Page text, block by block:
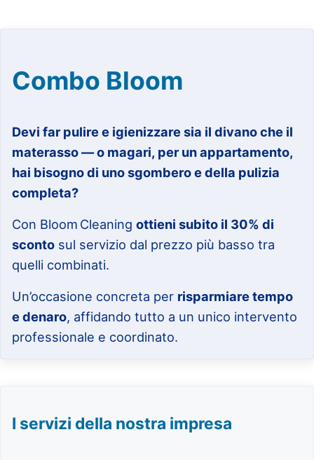
Combo Bloom
Devi far pulire e igienizzare sia il divano che il
materasso — o magari, per un appartamento,
hai bisogno di uno sgombero e della pulizia
completa?
Con Bloom Cleaningottieni subito il 30% di
sconto sul servizio dal prezzo più basso tra
quelli combinati.
Un’occasione concreta per risparmiare tempo
e denaro, affidando tutto a un unico intervento
professionale e coordinato.
I servizi della nostra impresa